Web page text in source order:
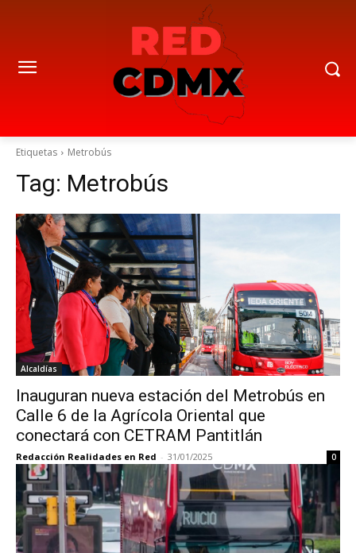
Etiquetas Metrobús
Tag: Metrobús
Alcaldías
Inauguran nueva estación del Metrobús en
Calle 6 de la Agrícola Oriental que
conectará con CETRAM Pantitlán
Redacción Realidades en Red - 31/01/2025 0